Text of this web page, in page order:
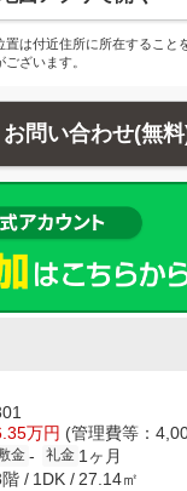
は付近住所に所在すること
ざいます。
お問い合わせ(無
万円 (管理費等：
金 - 礼金 1ヶ月
階 1DK 27.14㎡